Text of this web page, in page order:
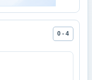
0 - 4